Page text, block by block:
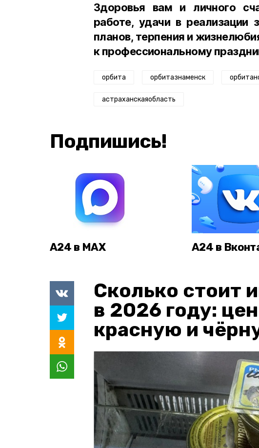
Здоровья вам и личного
работе, удачи в реализации
планов, терпения и
к профессиональному
орбита орбитазнаменск
астраханскаяобласть
Подпишись!
А24 в MAX А24 в
Сколько стоит
в 2026 году:
красную и